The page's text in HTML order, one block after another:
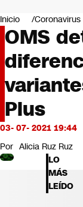
Negocios
Deportes
Programas
Cultura
Servicios
Bits
CNN tiempo
Futuro 360
Inicio Coronavirus
OMS
Plus
03- 07- 2021 19:44
Por Alicia Ruz Ruz
LO
MÁS
LEÍDO